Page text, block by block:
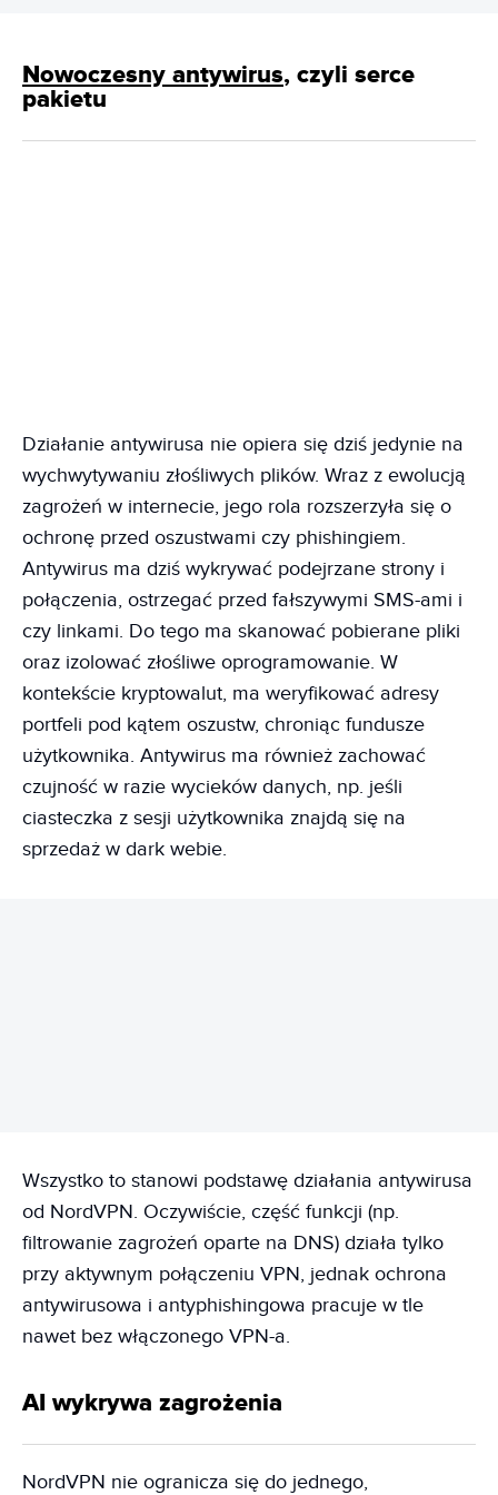
Nowoczesny antywirus, czyli serce
pakietu
Działanie antywirusa nie opiera się dziś jedynie na
wychwytywaniu złośliwych plików. Wraz z ewolucją
zagrożeń w internecie, jego rola rozszerzyła się o
ochronę przed oszustwami czy phishingiem.
Antywirus ma dziś wykrywać podejrzane strony i
połączenia, ostrzegać przed fałszywymi SMS-ami i
czy linkami. Do tego ma skanować pobierane pliki
oraz izolować złośliwe oprogramowanie. W
kontekście kryptowalut, ma weryfikować adresy
portfeli pod kątem oszustw, chroniąc fundusze
użytkownika. Antywirus ma również zachować
czujność w razie wycieków danych, np. jeśli
ciasteczka z sesji użytkownika znajdą się na
sprzedaż w dark webie.
Wszystko to stanowi podstawę działania antywirusa
od NordVPN. Oczywiście, część funkcji (np.
filtrowanie zagrożeń oparte na DNS) działa tylko
przy aktywnym połączeniu VPN, jednak ochrona
antywirusowa i antyphishingowa pracuje w tle
nawet bez włączonego VPN-a.
AI wykrywa zagrożenia
NordVPN nie ogranicza się do jednego,